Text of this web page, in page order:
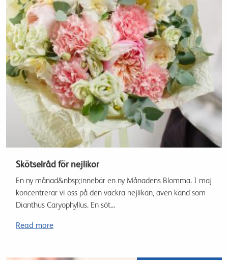
Skötselråd för nejlikor
En ny månad&nbsp;innebär en ny Månadens Blomma. I maj
koncentrerar vi oss på den vackra nejlikan, även känd som
Dianthus Caryophyllus. En söt...
Read more